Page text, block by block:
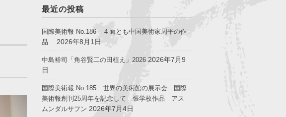
最近の投稿
国際美術報 No.186 ４面とも中国美術家周平の作
品
2026年8月1日
中島裕司「角谷賢二の田植え」2026 2026年7月9
日
国際美術報 No.185 世界の美術館の展示会 国際
美術報創刊25周年を記念して 張学枚作品 アス
ムンダルサフン 2026年7月4日